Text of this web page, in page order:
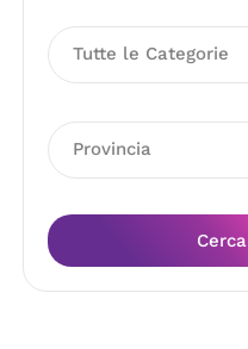
Tutte le Categorie
Provincia
Cerca